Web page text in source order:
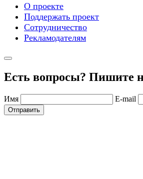
О проекте
Поддержать проект
Сотрудничество
Рекламодателям
Есть вопросы? Пишите
Имя E-mail